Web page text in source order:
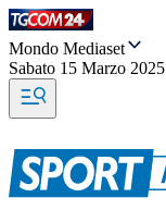
Mondo Mediaset
Sabato 15 Marzo 2025